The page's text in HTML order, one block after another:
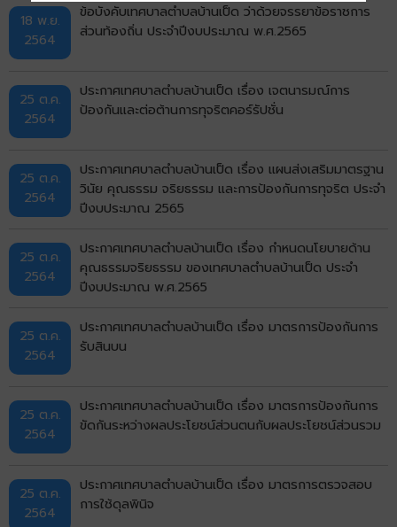
18 พ.ย.
2564
ข้อบังคับเทศบาลตำบลบ้านเป็ด ว่าด้วยจรรยาข้อราชการ
ส่วนท้องถิ่น ประจำปีงบประมาณ พ.ศ.2565
25 ต.ค.
2564
ประกาศเทศบาลตำบลบ้านเป็ด เรื่อง เจตนารมณ์การ
ป้องกันและต่อต้านการทุจริตคอร์รัปชั่น
25 ต.ค.
2564
ประกาศเทศบาลตำบลบ้านเป็ด เรื่อง แผนส่งเสริมมาตรฐาน
วินัย คุณธรรม จริยธรรม และการป้องกันการทุจริต ประจำ
ปีงบประมาณ 2565
25 ต.ค.
2564
ประกาศเทศบาลตำบลบ้านเป็ด เรื่อง กำหนดนโยบายด้าน
คุณธรรมจริยธรรม ของเทศบาลตำบลบ้านเป็ด ประจำ
ปีงบประมาณ พ.ศ.2565
25 ต.ค.
2564
ประกาศเทศบาลตำบลบ้านเป็ด เรื่อง มาตรการป้องกันการ
รับสินบน
25 ต.ค.
2564
ประกาศเทศบาลตำบลบ้านเป็ด เรื่อง มาตรการป้องกันการ
ขัดกันระหว่างผลประโยชน์ส่วนตนกับผลประโยชน์ส่วนรวม
25 ต.ค.
2564
ประกาศเทศบาลตำบลบ้านเป็ด เรื่อง มาตรการตรวจสอบ
การใช้ดุลพินิจ